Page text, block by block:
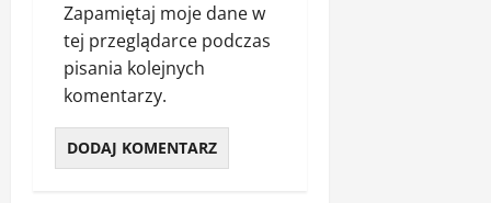
Zapamiętaj moje dane w
tej przeglądarce podczas
pisania kolejnych
komentarzy.